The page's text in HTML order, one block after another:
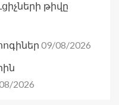
թիվը
09/08/2026
2026